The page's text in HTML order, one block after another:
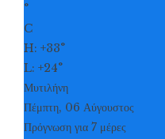
°
C
H: +33°
L: +24°
Μυτιλήνη
Πέμπτη, 06 Αύγουστος
Πρόγνωση για 7 μέρες